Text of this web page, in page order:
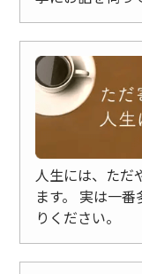
人生には、ただ
ます。 実は一番
りください。